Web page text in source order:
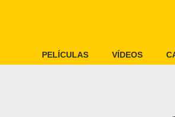
PELÍCULAS VÍDEOS